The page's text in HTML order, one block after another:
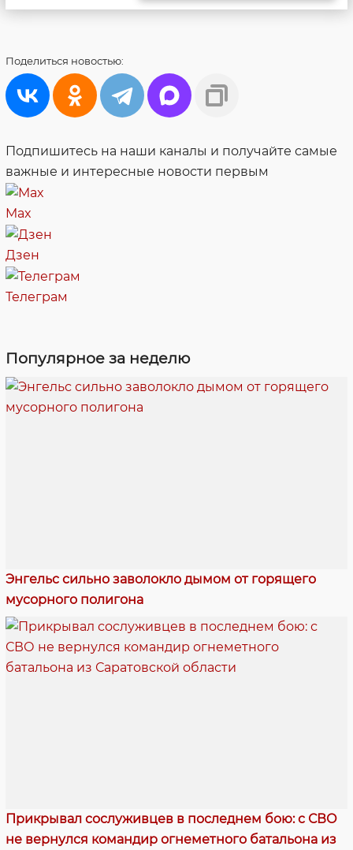
Поделиться новостью:
Подпишитесь на наши каналы и получайте самые
важные и интересные новости первым
Max
Дзен
Телеграм
Популярное за неделю
Энгельс сильно заволокло дымом от горящего
мусорного полигона
Прикрывал сослуживцев в последнем бою: с СВО
не вернулся командир огнеметного батальона из